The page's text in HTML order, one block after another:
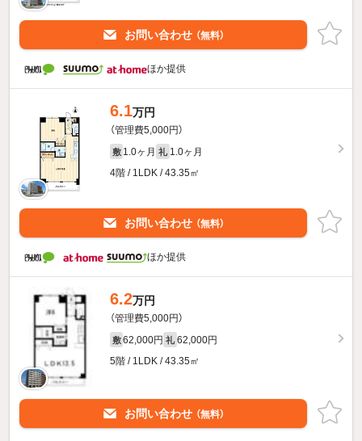
お問い合わせ （無料）
ほか提供
6.1万円
（管理費5,000円）
敷 1.0ヶ月 礼 1.0ヶ月
4階 / 1LDK / 43.35㎡
お問い合わせ （無料）
ほか提供
6.2万円
（管理費5,000円）
敷 62,000円 礼 62,000円
5階 / 1LDK / 43.35㎡
お問い合わせ （無料）